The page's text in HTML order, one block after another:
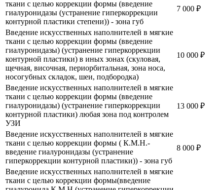
ткани с целью коррекции формы (введение
гиалуронидазы (устранение гиперкоррекции
контурной пластики степени)) - зона губ
7 000 ₽
Введение искусственных наполнителей в мягкие
ткани с целью коррекции формы (введение
гиалуронидазы) (устранение гиперкоррекции
контурной пластики) в иных зонах (скуловая,
щечная, височная, периорбитальная, зона носа,
носогубных складок, шеи, подбородка)
10 000 ₽
Введение искусственных наполнителей в мягкие
ткани с целью коррекции формы (введение
гиалуронидазы) (устранение гиперкоррекции
контурной пластики) любая зона под контролем
УЗИ
13 000 ₽
Введение искусственных наполнителей в мягкие
ткани с целью коррекции формы ( К.М.Н.-
введение гиалуронидазы (устранение
гиперкоррекции контурной пластики)) - зона губ
8 000 ₽
Введение искусственных наполнителей в мягкие
ткани с целью коррекции формы(введение